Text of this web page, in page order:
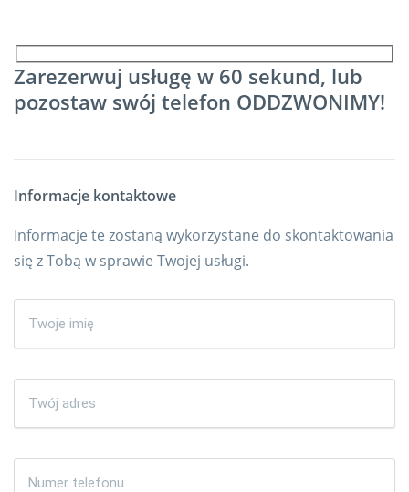
Zarezerwuj usługę w 60 sekund, lub
pozostaw swój telefon ODDZWONIMY!
Informacje kontaktowe
Informacje te zostaną wykorzystane do skontaktowania
się z Tobą w sprawie Twojej usługi.